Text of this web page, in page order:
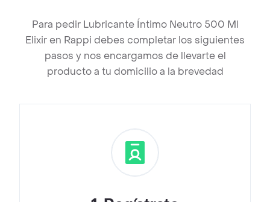
Para pedir Lubricante Íntimo Neutro 500 Ml
Elixir en Rappi debes completar los siguientes
pasos y nos encargamos de llevarte el
producto a tu domicilio a la brevedad